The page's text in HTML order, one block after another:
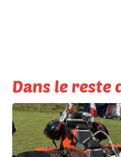
Dans le reste